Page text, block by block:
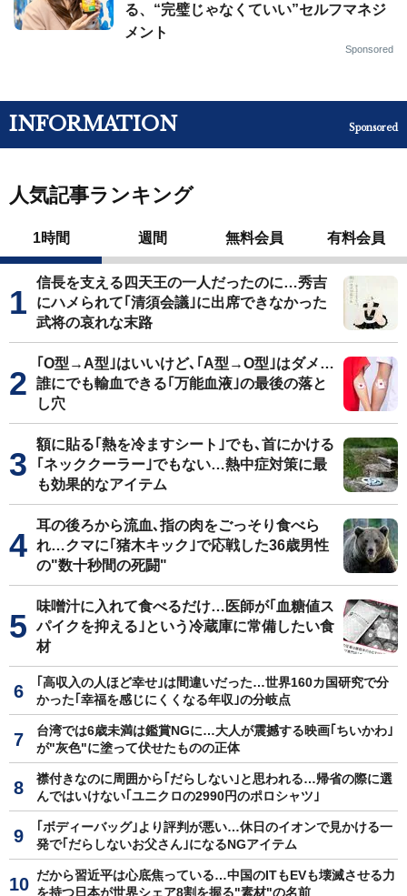
る、“完璧じゃなくていい”セルフマネジ
メント
Sponsored
INFORMATION Sponsored
人気記事ランキング
1時間 週間 無料会員 有料会員
信長を支える四天王の一人だったのに…秀吉
にハメられて｢清須会議｣に出席できなかった
武将の哀れな末路
｢O型→A型｣はいいけど､｢A型→O型｣はダメ…
誰にでも輸血できる｢万能血液｣の最後の落と
し穴
額に貼る｢熱を冷ますシート｣でも､首にかける
｢ネッククーラー｣でもない…熱中症対策に最
も効果的なアイテム
耳の後ろから流血､指の肉をごっそり食べら
れ…クマに｢猪木キック｣で応戦した36歳男性
の"数十秒間の死闘"
味噌汁に入れて食べるだけ…医師が｢血糖値ス
パイクを抑える｣という冷蔵庫に常備したい食
材
｢高収入の人ほど幸せ｣は間違いだった…世界160カ国研究で分
かった｢幸福を感じにくくなる年収｣の分岐点
台湾では6歳未満は鑑賞NGに…大人が震撼する映画｢ちいかわ｣
が"灰色"に塗って伏せたものの正体
襟付きなのに周囲から｢だらしない｣と思われる…帰省の際に選
んではいけない｢ユニクロの2990円のポロシャツ｣
｢ボディーバッグ｣より評判が悪い…休日のイオンで見かける一
発で｢だらしないお父さん｣になるNGアイテム
だから習近平は心底焦っている…中国のITもEVも壊滅させる力
を持つ日本が世界シェア8割を握る"素材"の名前